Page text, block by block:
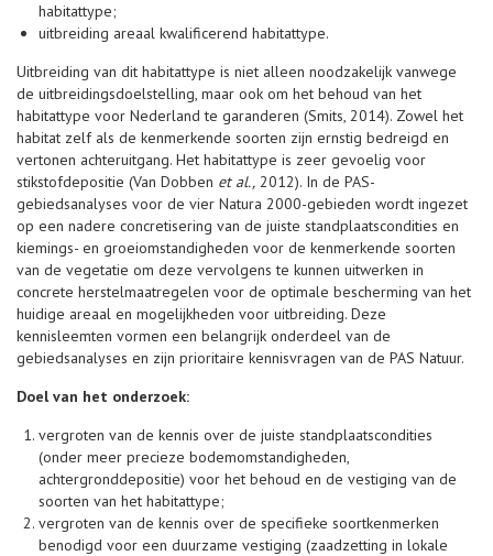
habitattype;
uitbreiding areaal kwalificerend habitattype.
Uitbreiding van dit habitattype is niet alleen noodzakelijk vanwege
de uitbreidingsdoelstelling, maar ook om het behoud van het
habitattype voor Nederland te garanderen (Smits, 2014). Zowel het
habitat zelf als de kenmerkende soorten zijn ernstig bedreigd en
vertonen achteruitgang. Het habitattype is zeer gevoelig voor
stikstofdepositie (Van Dobben et al., 2012). In de PAS-
gebiedsanalyses voor de vier Natura 2000-gebieden wordt ingezet
op een nadere concretisering van de juiste standplaatscondities en
kiemings- en groeiomstandigheden voor de kenmerkende soorten
van de vegetatie om deze vervolgens te kunnen uitwerken in
concrete herstelmaatregelen voor de optimale bescherming van het
huidige areaal en mogelijkheden voor uitbreiding. Deze
kennisleemten vormen een belangrijk onderdeel van de
gebiedsanalyses en zijn prioritaire kennisvragen van de PAS Natuur.
Doel van het onderzoek:
vergroten van de kennis over de juiste standplaatscondities
(onder meer precieze bodemomstandigheden,
achtergronddepositie) voor het behoud en de vestiging van de
soorten van het habitattype;
vergroten van de kennis over de specifieke soortkenmerken
benodigd voor een duurzame vestiging (zaadzetting in lokale